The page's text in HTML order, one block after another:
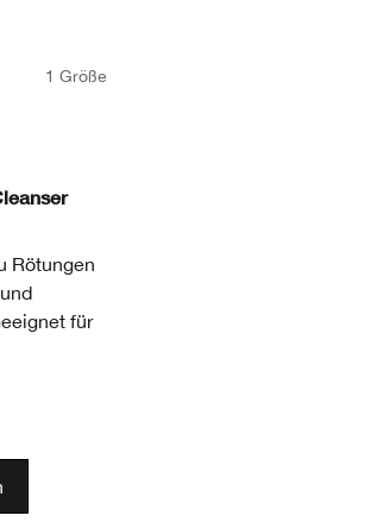
1 Größe
Rötungen
für